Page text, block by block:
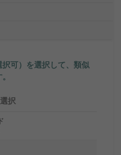
可）を選択して、類似
択